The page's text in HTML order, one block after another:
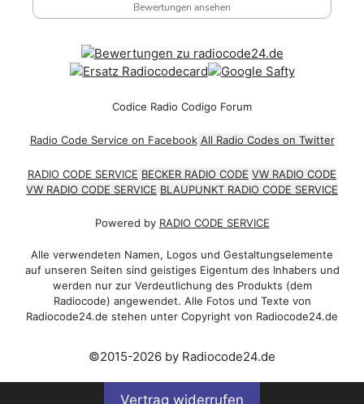
Bewertungen ansehen
Codice Radio Codigo Forum
Radio Code Service on Facebook All Radio Codes on Twitter
RADIO CODE SERVICE BECKER RADIO CODE VW RADIO CODE
VW RADIO CODE SERVICE BLAUPUNKT RADIO CODE SERVICE
Powered by RADIO CODE SERVICE
Alle verwendeten Namen, Logos und Gestaltungselemente
auf unseren Seiten sind geistiges Eigentum des Inhabers und
werden nur zur Verdeutlichung des Produkts (dem
Radiocode) angewendet. Alle Fotos und Texte von
Radiocode24.de stehen unter Copyright von Radiocode24.de
©2015-2026 by Radiocode24.de
Vertrag widerrufen